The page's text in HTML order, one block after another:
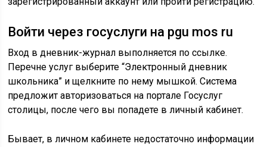
Войти через госуслуги на pgu mos ru
Вход в дневник-журнал выполняется по ссылке.
Перечне услуг выберите “Электронный дневник
школьника” и щелкните по нему мышкой. Система
предложит авторизоваться на портале Госуслуг
столицы, после чего вы попадете в личный кабинет.
Бывает, в личном кабинете недостаточно информации